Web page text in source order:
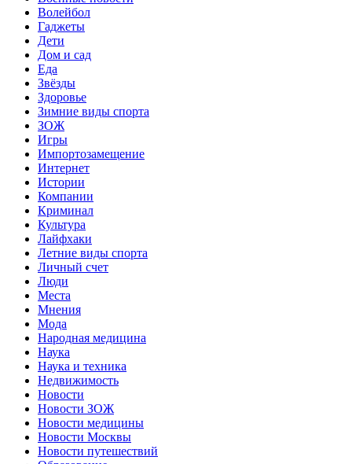
Волейбол
Гаджеты
Дети
Дом и сад
Еда
Звёзды
Здоровье
Зимние виды спорта
ЗОЖ
Игры
Импортозамещение
Интернет
Истории
Компании
Криминал
Культура
Лайфхаки
Летние виды спорта
Личный счет
Люди
Места
Мнения
Мода
Народная медицина
Наука
Наука и техника
Недвижимость
Новости
Новости ЗОЖ
Новости медицины
Новости Москвы
Новости путешествий